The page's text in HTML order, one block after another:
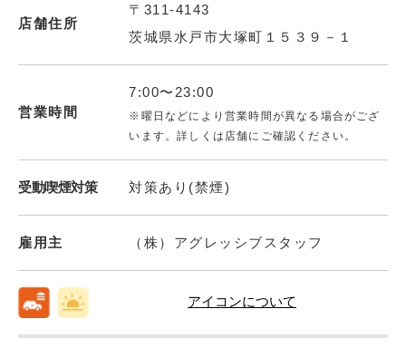
店舗住所
〒311-4143
茨城県水戸市大塚町１５３９－１
営業時間
7:00〜23:00
※曜日などにより営業時間が異なる場合がござ
います。詳しくは店舗にご確認ください。
受動喫煙対策 対策あり(禁煙)
雇用主 （株）アグレッシブスタッフ
アイコンについて